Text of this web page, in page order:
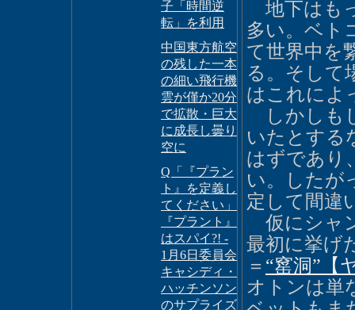
子「時間逆
転」を利用
中国東方航空
の残した一本
の細い飛行機
雲が僅か20分
で拡散・巨大
に成長し曇り
空に
Q「『プラン
ト』を定義し
てください」
『プラント』
はスパイ?! -
1月6日委員会
キャシディ・
ハッチンソン
のサプライズ
地下はも
多い。ベト
て世界中を
る。そして
はこれによ
しかしも
いたとする
はずであり
い。したが
定して間違
仮にシャ
最初に挙げ
＝ “窰洞”【
オトンは単